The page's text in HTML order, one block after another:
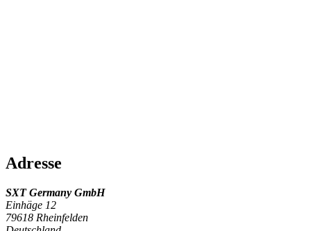
Adresse
SXT Germany GmbH
Einhäge 12
79618 Rheinfelden